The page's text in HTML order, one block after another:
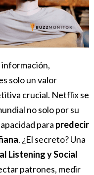
información,
solo un valor
crucial. Netflix se
no solo por su
para predecir
. ¿El secreto? Una
Listening y Social
patrones, medir